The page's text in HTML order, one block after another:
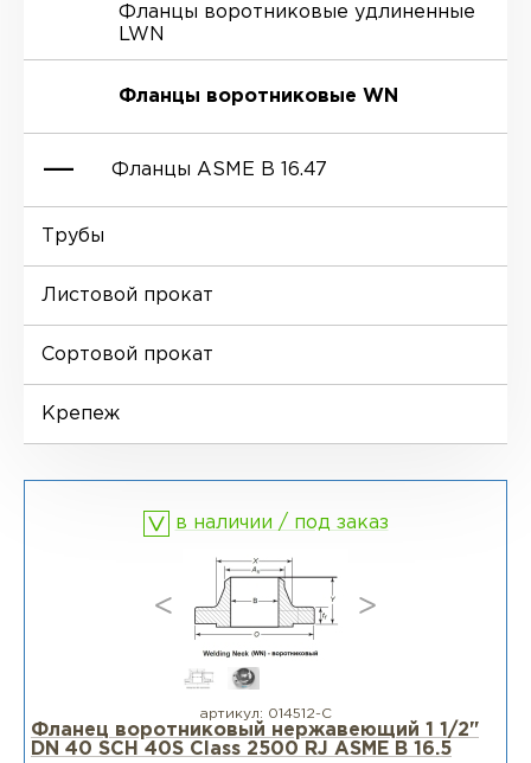
Отводы EN 10253-4
Отводы MSS SP-75
Переходы DIN 2616-1
Переходы DIN 2616-2
Ниппели
Фланцы воротниковые удлиненные
LWN
Фланцы воротниковые WN
Фланцы ASME B 16.47
Трубы
Листовой прокат
Сортовой прокат
Крепеж
в наличии / под заказ
артикул: 014512-С
Фланец воротниковый нержавеющий 1 1/2"
DN 40 SCH 40S Class 2500 RJ ASME B 16.5